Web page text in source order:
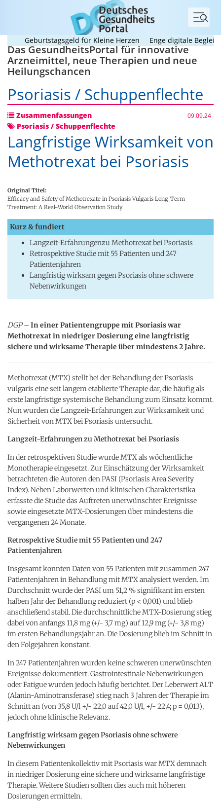
Menü
Geburtstagsgeld für Kleine Herzen Enge digitale Begleitung
Das GesundheitsPortal für innovative
Arzneimittel, neue Therapien und neue
Heilungschancen
Psoriasis / Schuppenflechte
Zusammenfassungen 09.09.24
Psoriasis / Schuppenflechte
Langfristige Wirksamkeit von
Methotrexat bei Psoriasis
Original Titel:
Efficacy and Safety of Methotrexate in Psoriasis Vulgaris Long-Term
Treatment: A Real-World Observation Study
Kurz & fundiert
Langzeit-Erfahrungenzu Methotrexat bei Psoriasis
Retrospektive Studie mit 55 Patienten und 247
Patientenjahren
Langfristig wirksam gegen Psoriasis ohne schwere
Nebenwirkungen
DGP– In einer Patientengruppe mit Psoriasis war
Methotrexat in niedriger Dosierung eine langfristig
sichere und wirksame Therapie über mindestens 2 Jahre.
Methotrexat (MTX) stellt bei der Behandlung der Psoriasis
vulgaris eine seit langem etablierte Therapie dar, die häufig als
erste langfristige systemische Behandlung zum Einsatz kommt.
Nun wurden die Langzeit-Erfahrungen zur Wirksamkeit und
Sicherheit von MTX bei Psoriasis untersucht.
Langzeit-Erfahrungen zu Methotrexat bei Psoriasis
In der retrospektiven Studie wurde MTX als wöchentliche
Monotherapie eingesetzt. Zur Einschätzung der Wirksamkeit
betrachteten die Autoren den PASI (Psoriasis Area Severity
Index). Neben Laborwerten und klinischen Charakteristika
erfasste die Studie das Auftreten unerwünschter Ereignisse
sowie eingesetzte MTX-Dosierungen über mindestens die
vergangenen 24 Monate.
Retrospektive Studie mit 55 Patienten und 247
Patientenjahren
Insgesamt konnten Daten von 55 Patienten mit zusammen 247
Patientenjahren in Behandlung mit MTX analysiert werden. Im
Durchschnitt wurde der PASI um 51,2 % signifikant im ersten
halben Jahr der Behandlung reduziert (p < 0,001) und blieb
anschließend stabil. Die durchschnittliche MTX-Dosierung stieg
dabei von anfangs 11,8 mg (+/- 3,7 mg) auf 12,9 mg (+/- 3,8 mg)
im ersten Behandlungsjahr an. Die Dosierung blieb im Schnitt in
den Folgejahren konstant.
In 247 Patientenjahren wurden keine schweren unerwünschten
Ereignisse dokumentiert. Gastrointestinale Nebenwirkungen
oder Fatigue wurden jedoch häufig berichtet. Der Leberwert ALT
(Alanin-Aminotransferase) stieg nach 3 Jahren der Therapie im
Schnitt an (von 35,8 U/l +/- 22,0 auf 42,0 U/l, +/- 22,4; p = 0,013),
jedoch ohne klinische Relevanz.
Langfristig wirksam gegen Psoriasis ohne schwere
Nebenwirkungen
In diesem Patientenkollektiv mit Psoriasis war MTX demnach
in niedriger Dosierung eine sichere und wirksame langfristige
Therapie. Weitere Studien sollten dies auch mit höheren
Dosierungen ermitteln.